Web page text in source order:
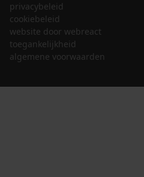
privacybeleid
cookiebeleid
website door webreact
toegankelijkheid
algemene voorwaarden